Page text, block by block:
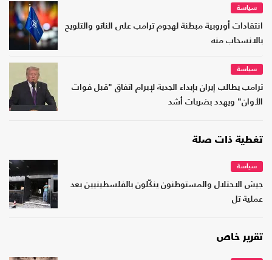
سياسة
انتقادات أوروبية مبطنة لهجوم ترامب على الناتو والتلويح
بالانسحاب منه
سياسة
ترامب يطالب إيران بإبداء الجدية لإبرام اتفاق "قبل فوات
الأوان" ويهدد بضربات أشد
تغطية ذات صلة
سياسة
جيش الاحتلال والمستوطنون ينكّلون بالفلسطينيين بعد
عملية تل
تقرير خاص